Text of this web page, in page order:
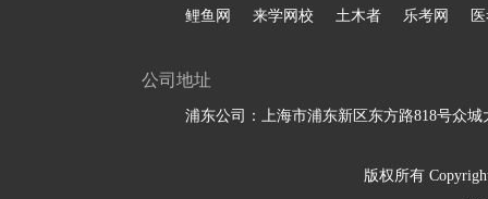
鲤鱼网 来学网校 土木者 乐考网
公司地址
浦东公司：上海市浦东新区东方路818号众城
版权所有